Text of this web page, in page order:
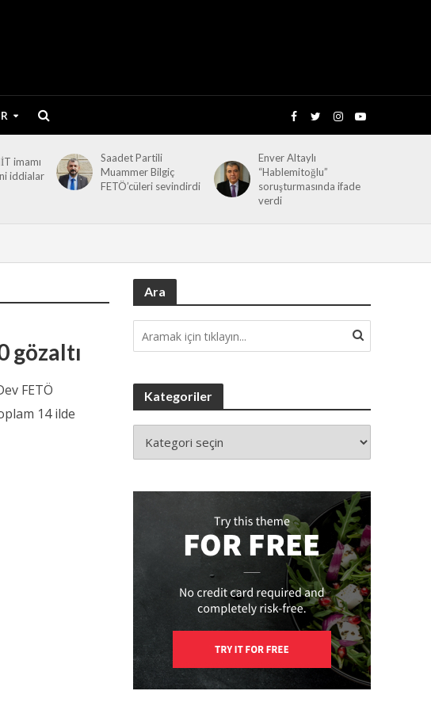
imamı
iddialar
Saadet Partili
Muammer Bilgiç
FETÖ’cüleri sevindirdi
Enver Altaylı
“Hablemitoğlu”
soruşturmasında ifade
verdi
gözaltı
FETÖ
14 ilde
Ara
Kategoriler